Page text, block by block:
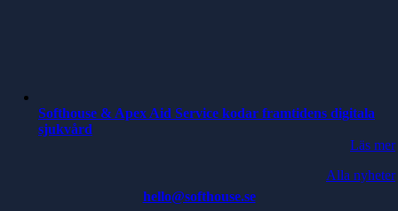
Softhouse & Apex Aid Service kodar framtidens digitala
sjukvård
Läs mer
Alla nyheter
hello@softhouse.se